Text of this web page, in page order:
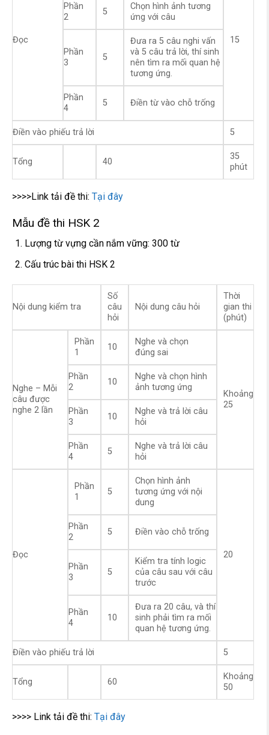
Đọc 15
Phần
2
5
Chọn hình ảnh tương
ứng với câu
Phần
3
5
Đưa ra 5 câu nghi vấn
và 5 câu trả lời, thí sinh
nên tìm ra mối quan hệ
tương ứng.
Phần
4
5 Điền từ vào chỗ trống
Điền vào phiếu trả lời 5
Tổng 40
35
phút
>>>>Link tải đề thi: Tại đây
Mẫu đề thi HSK 2
Lượng từ vựng cần nắm vững: 300 từ
Cấu trúc bài thi HSK 2
Nội dung kiểm tra
Số
câu
hỏi
Nội dung câu hỏi
Thời
gian thi
(phút)
Nghe – Mỗi
câu được
nghe 2 lần
Phần
1
10
Nghe và chọn
đúng sai
Khoảng
25
Phần
2
10
Nghe và chọn hình
ảnh tương ứng
Phần
3
10
Nghe và trả lời câu
hỏi
Phần
4
5
Nghe và trả lời câu
hỏi
Đọc
Phần
1
5
Chọn hình ảnh
tương ứng với nội
dung
20
Phần
2
5 Điền vào chỗ trống
Phần
3
5
Kiểm tra tính logic
của câu sau với câu
trước
Phần
4
10
Đưa ra 20 câu, và thí
sinh phải tìm ra mối
quan hệ tương ứng.
Điền vào phiếu trả lời 5
Tổng 60
Khoảng
50
>>>> Link tải đề thi: Tại đây